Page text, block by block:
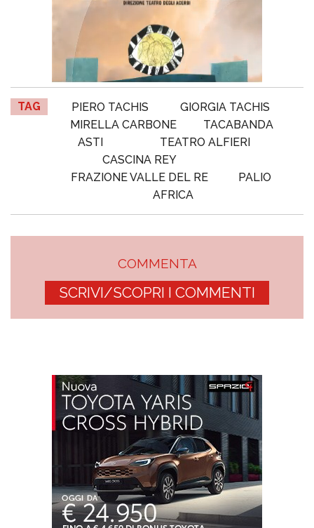
TAG PIERO TACHIS
GIORGIA TACHIS
MIRELLA CARBONE
TACABANDA
ASTI
TEATRO ALFIERI
CASCINA REY
FRAZIONE VALLE DEL RE
PALIO
AFRICA
COMMENTA
SCRIVI/SCOPRI I COMMENTI